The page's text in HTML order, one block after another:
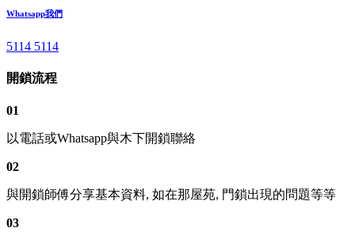
Whatsapp我們
5114 5114
開鎖流程
01
以電話或Whatsapp與木下開鎖聯絡
02
與開鎖師傅分享基本資料, 如在那屋苑, 門鎖出現的問題等等
03